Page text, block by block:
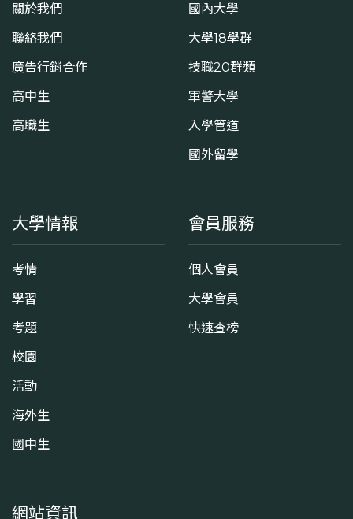
關於我們
聯絡我們
廣告行銷合作
高中生
高職生
國內大學
大學18學群
技職20群類
軍警大學
入學管道
國外留學
大學情報
考情
學習
考題
校園
活動
海外生
國中生
會員服務
個人會員
大學會員
快速查榜
網站資訊